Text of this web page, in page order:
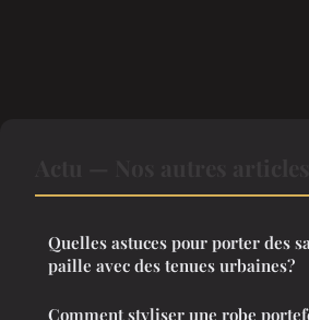
Quelles astuces pour porter des
paille avec des tenues urbaines?
Comment styliser une robe